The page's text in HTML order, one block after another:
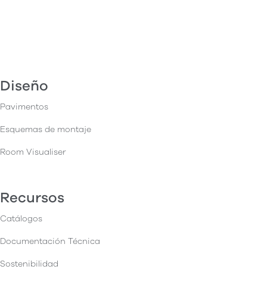
Diseño
Pavimentos
Esquemas de montaje
Room Visualiser
Recursos
Catálogos
Documentación Técnica
Sostenibilidad